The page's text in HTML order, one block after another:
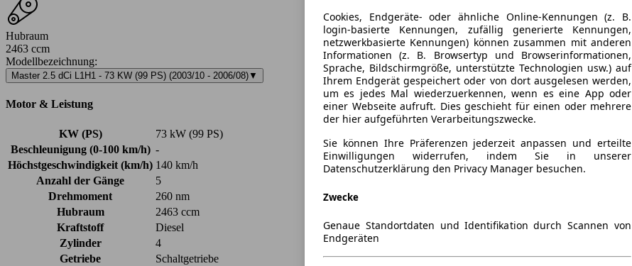
Hubraum
2463 ccm
Modellbezeichnung:
Master 2.5 dCi L1H1 - 73 KW (99 PS) (2003/10 - 2006/08)▼
Motor & Leistung
KW (PS)
73 kW (99 PS)
Beschleunigung (0-100 km/h) -
Höchstgeschwindigkeit (km/h) 140 km/h
Anzahl der Gänge
5
Drehmoment
260 nm
Hubraum
2463 ccm
Kraftstoff
Diesel
Zylinder
4
Getriebe
Schaltgetriebe
Cookies, Endgeräte- oder ähnliche Online-Kennungen (z. B.
login-basierte Kennungen, zufällig generierte Kennungen,
netzwerkbasierte Kennungen) können zusammen mit anderen
Informationen (z. B. Browsertyp und Browserinformationen,
Sprache, Bildschirmgröße, unterstützte Technologien usw.) auf
Ihrem Endgerät gespeichert oder von dort ausgelesen werden,
um es jedes Mal wiederzuerkennen, wenn es eine App oder
einer Webseite aufruft. Dies geschieht für einen oder mehrere
der hier aufgeführten Verarbeitungszwecke.
Sie können Ihre Präferenzen jederzeit anpassen und erteilte
Einwilligungen widerrufen, indem Sie in unserer
Datenschutzerklärung den Privacy Manager besuchen.
Zwecke
Genaue Standortdaten und Identifikation durch Scannen von
Endgeräten